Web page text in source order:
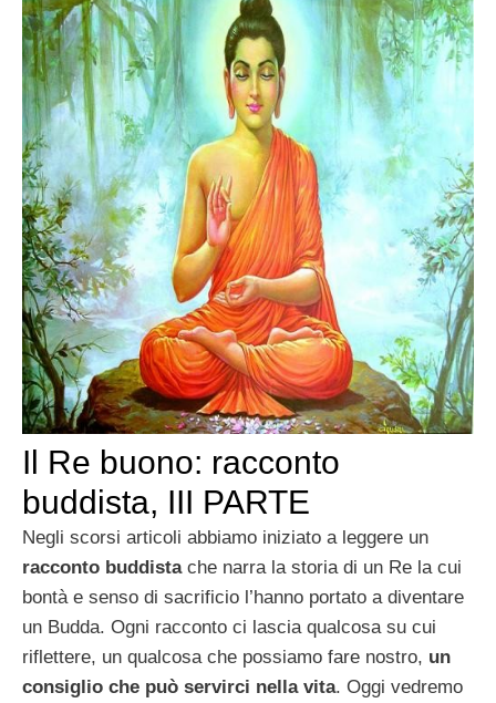
Il Re buono: racconto
buddista, III PARTE
Negli scorsi articoli abbiamo iniziato a leggere un
racconto buddistache narra la storia di un Re la cui
bontà e senso di sacrificio l’hanno portato a diventare
un Budda. Ogni racconto ci lascia qualcosa su cui
riflettere, un qualcosa che possiamo fare nostro, un
consiglio che può servirci nella vita. Oggi vedremo